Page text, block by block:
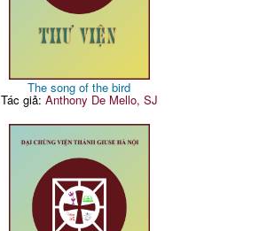
The song of the bird
Tác giả: Anthony De Mello, SJ